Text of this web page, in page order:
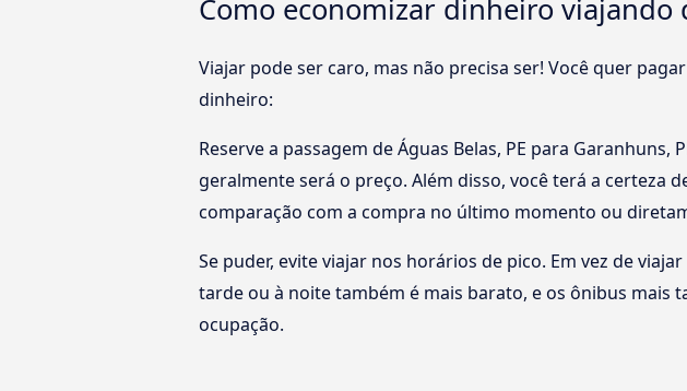
Como economizar dinheiro viajando
Viajar pode ser caro, mas não precisa ser! Você quer
dinheiro:
Reserve a passagem de Águas Belas, PE para
geralmente será o preço. Além disso, você terá a certeza
comparação com a compra no último momento ou
Se puder, evite viajar nos horários de pico. Em vez de
tarde ou à noite também é mais barato, e os ônibus mais
ocupação.